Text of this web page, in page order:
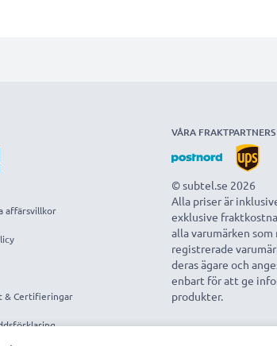
affärsvillkor
& Certifieringar
VÅRA FRAKTPARTNERS
© subtel.se 2026
Alla priser är
exklusive
alla varumärken som
registrerade
deras ägare och
enbart för att ge
produkter.